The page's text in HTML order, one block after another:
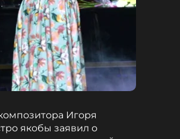
Игоря
якобы заявил о